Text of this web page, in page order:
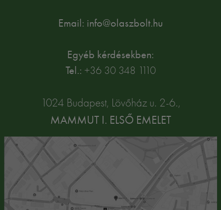
Email: info@olaszbolt.hu
Egyéb kérdésekben:
Tel.: +36 30 348 1110
1024 Budapest, Lövőház u. 2-6.,
MAMMUT I. ELSŐ EMELET